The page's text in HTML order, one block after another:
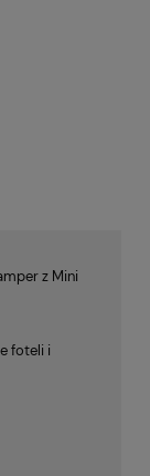
z Mini
foteli i